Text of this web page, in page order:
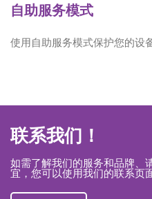
自助服务模式
使用自助服务模式保护您的设
联系我们！
如需了解我们的服务和品牌、
宜，您可以使用我们的联系页面